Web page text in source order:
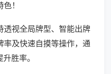
！
透视全局牌型、智能出牌
率及快速自摸等操作，通
胜率。